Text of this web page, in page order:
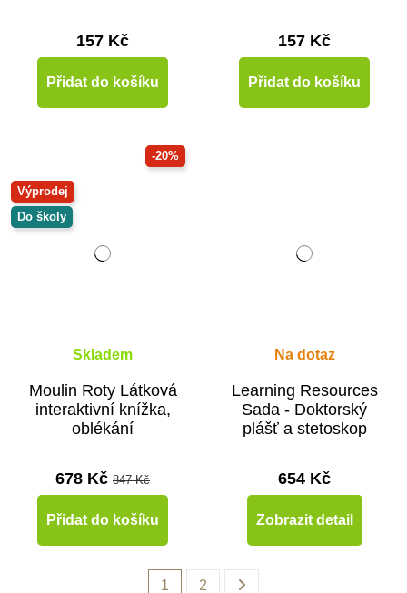
157 Kč
Přidat do košíku
157 Kč
Přidat do košíku
-20%
Výprodej
Do školy
Skladem
Moulin Roty Látková
interaktivní knížka,
oblékání
678 Kč 847 Kč
Přidat do košíku
Na dotaz
Learning Resources
Sada - Doktorský
plášť a stetoskop
654 Kč
Zobrazit detail
1 2